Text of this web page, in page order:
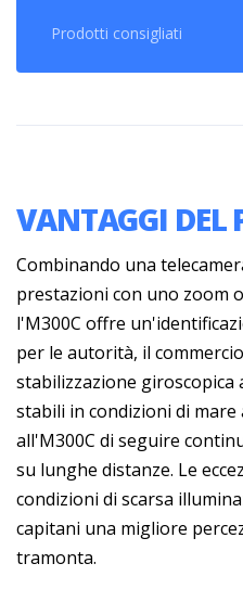
Prodotti consigliati
VANTAGGI DEL
Combinando una
prestazioni con uno zoom
l'M300C offre
per le autorità, il
stabilizzazione giroscopica
stabili in condizioni di
all'M300C di seguire
su lunghe distanze. Le
condizioni di scarsa
capitani una migliore
tramonta.